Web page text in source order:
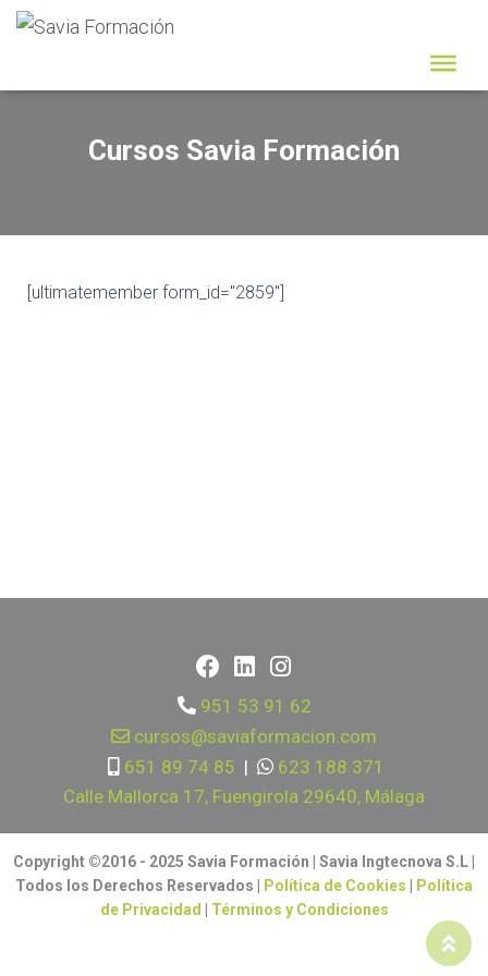
Cursos Savia Formación
[ultimatemember form_id="2859"]
951 53 91 62
cursos@saviaformacion.com
651 89 74 85 |
623 188 371
Calle Mallorca 17, Fuengirola 29640, Málaga
Copyright ©2016 - 2025 Savia Formación | Savia Ingtecnova S.L |
Todos los Derechos Reservados |
Política de Cookies
Política
de Privacidad
Términos y Condiciones